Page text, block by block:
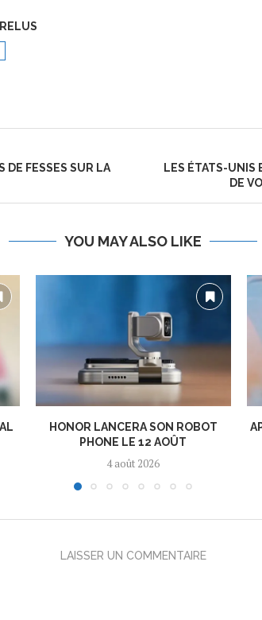
DE FESSES SUR LA
LES ÉTATS-UNIS
DE
YOU MAY ALSO LIKE
HONOR LANCERA SON ROBOT
PHONE LE 12 AOÛT
4 août 2026
LAISSER UN COMMENTAIRE